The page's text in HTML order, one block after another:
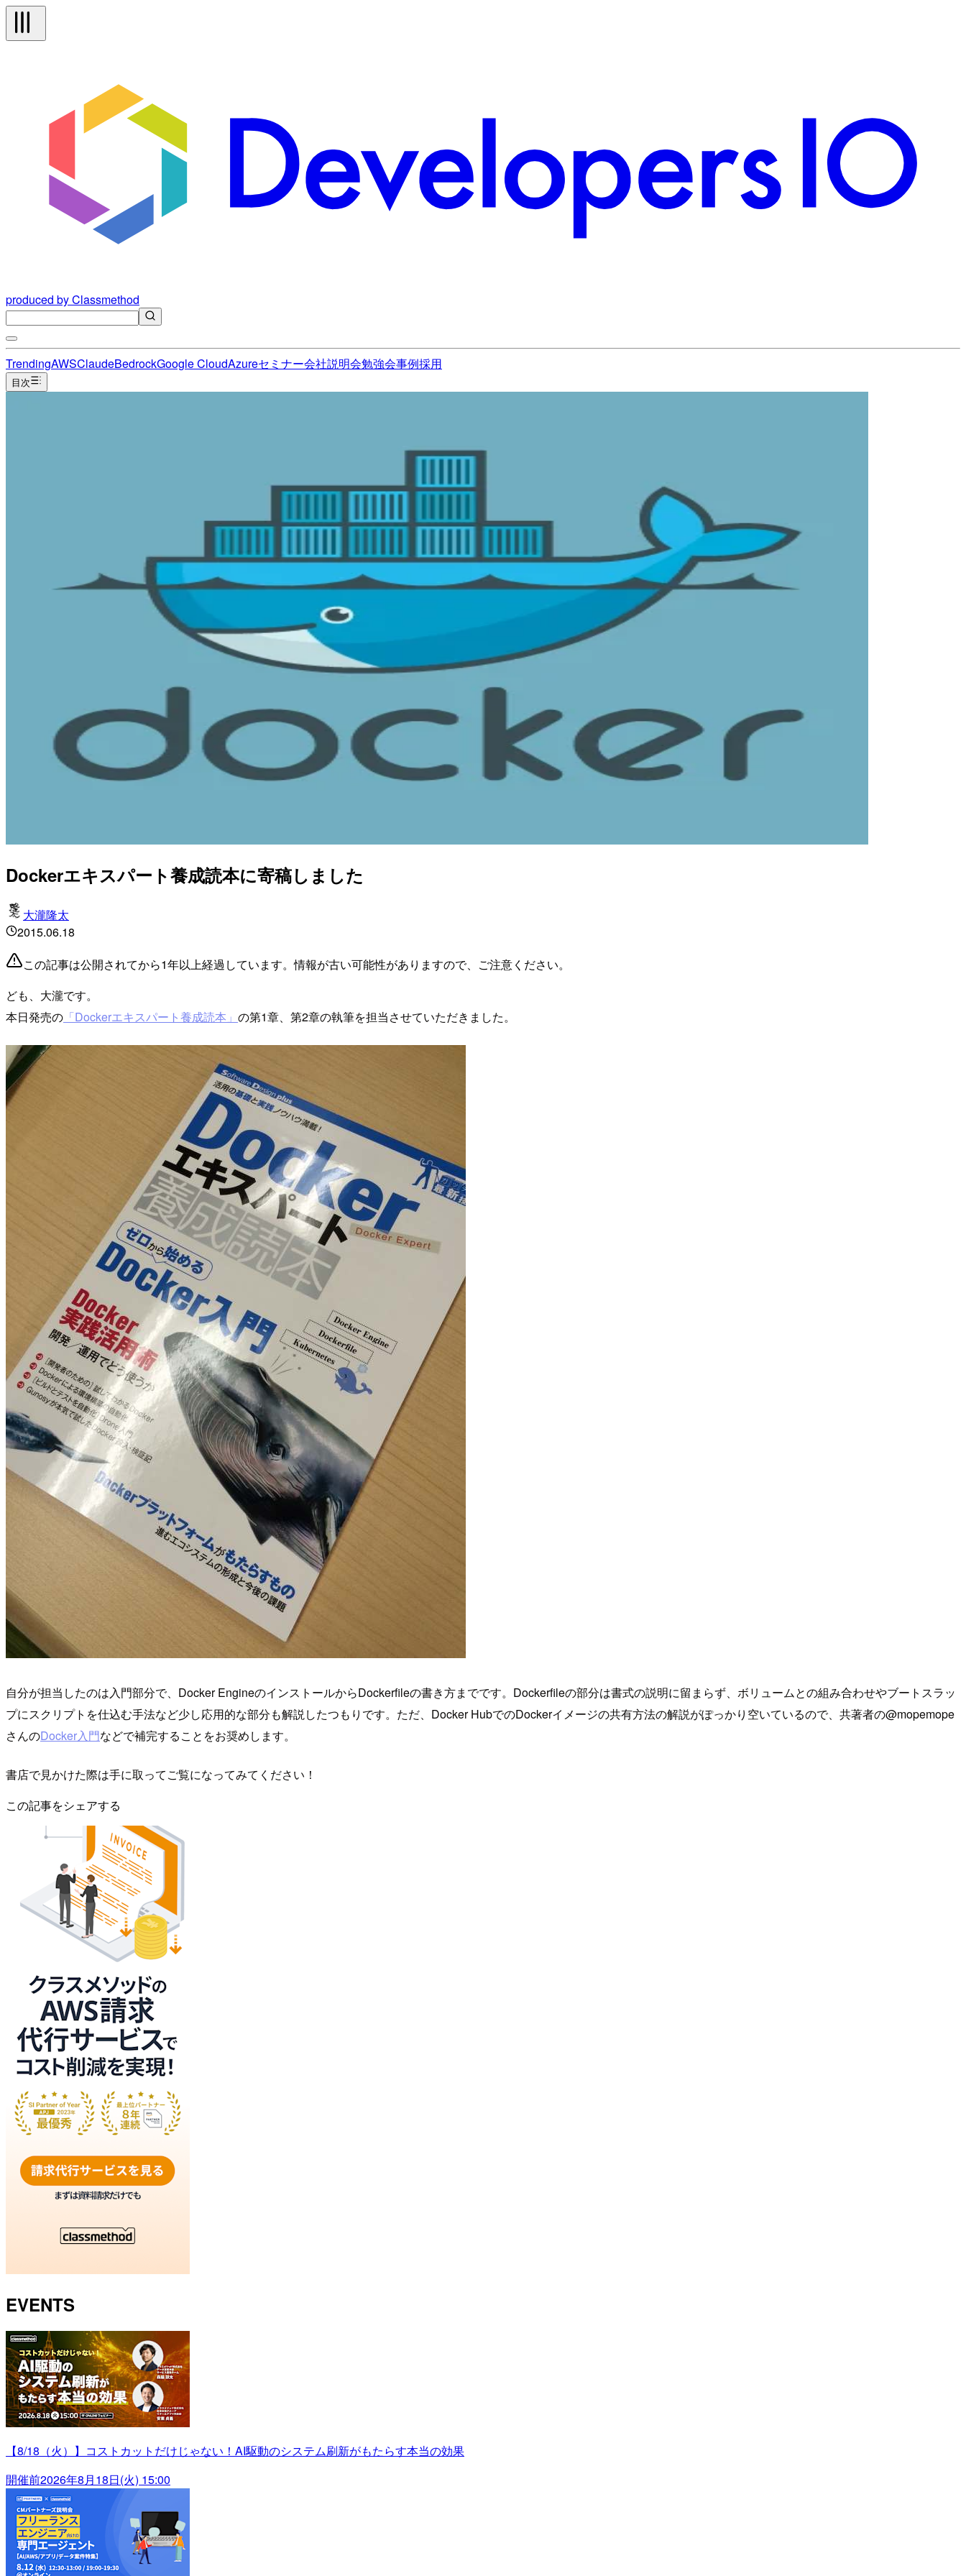
produced by Classmethod
TrendingAWSClaudeBedrockGoogle CloudAzureセミナー会社説明会勉強会事例採用
目次
Dockerエキスパート養成読本に寄稿しました
大瀧隆太
2015.06.18
この記事は公開されてから1年以上経過しています。情報が古い可能性がありますので、ご注意ください。
ども、大瀧です。
本日発売の 「Dockerエキスパート養成読本」 の第1章、第2章の執筆を担当させていただきました。
自分が担当したのは入門部分で、Docker EngineのインストールからDockerfileの書き方までです。Dockerfileの部分は書式の説明に留まらず、ボリュームとの組み合わせやブートスラッ
プにスクリプトを仕込む手法など少し応用的な部分も解説したつもりです。ただ、Docker HubでのDockerイメージの共有方法の解説がぽっかり空いているので、共著者の@mopemope
さんのDocker入門などで補完することをお奨めします。
書店で見かけた際は手に取ってご覧になってみてください！
この記事をシェアする
EVENTS
【8/18（火）】コストカットだけじゃない！AI駆動のシステム刷新がもたらす本当の効果
開催前2026年8月18日(火) 15:00